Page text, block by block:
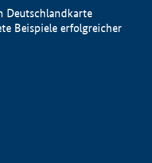
Deutschlandkarte
Beispiele erfolgreicher